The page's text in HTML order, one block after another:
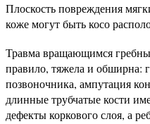
Плоскость повреждения
коже могут быть косо
Травма вращающимся
правило, тяжела и обширна:
позвоночника, ампутация
длинные трубчатые кости
дефекты коркового слоя, а